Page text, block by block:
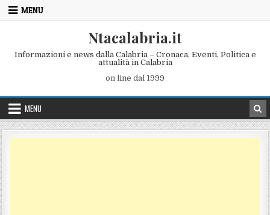
Skip to content
MENU
Ntacalabria.it
Informazioni e news dalla Calabria – Cronaca, Eventi, Politica e
attualità in Calabria
on line dal 1999
MENU